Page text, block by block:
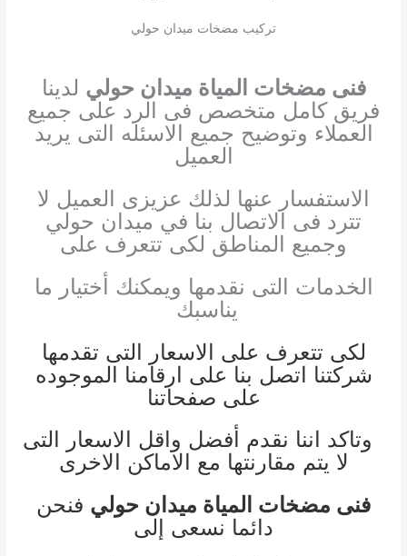
تركيب مضخات ميدان حولي
فنى مضخات المياة ميدان حولي لدينا
فريق كامل متخصص فى الرد على جميع
العملاء وتوضيح جميع الاسئله التى يريد
العميل
الاستفسار عنها لذلك عزيزى العميل لا
تترد فى الاتصال بنا في ميدان حولي
وجميع المناطق لكى تتعرف على
الخدمات التى نقدمها ويمكنك أختيار ما
يناسبك
لكى تتعرف على الاسعار التى تقدمها
شركتنا اتصل بنا على ارقامنا الموجوده
على صفحاتنا
وتاكد اننا نقدم أفضل واقل الاسعار التى
لا يتم مقارنتها مع الاماكن الاخرى
فنى مضخات المياة ميدان حولي فنحن
دائما نسعى إلى